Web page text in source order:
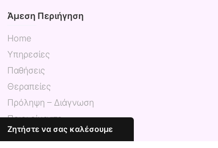
Ζητήστε να σας καλέσουμε
Άμεση Περιήγηση
Home
Υπηρεσίες
Παθήσεις
Θεραπείες
Πρόληψη – Διάγνωση
Ποιοι είμαστε
Συχνές ερωτήσεις